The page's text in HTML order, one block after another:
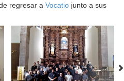
regresar a Vocatio junto a sus